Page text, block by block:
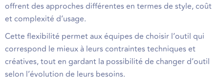
offrent des approches différentes en termes de style, coût
et complexité d’usage.
Cette flexibilité permet aux équipes de choisir l’outil qui
correspond le mieux à leurs contraintes techniques et
créatives, tout en gardant la possibilité de changer d’outil
selon l’évolution de leurs besoins.